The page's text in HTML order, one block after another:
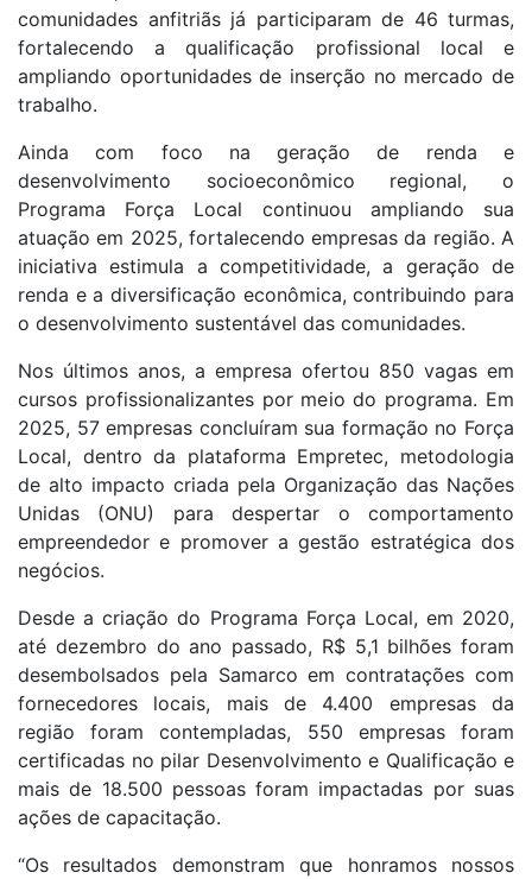
comunidades anfitriãs já participaram de 46 turmas,
fortalecendo a qualificação profissional local e
ampliando oportunidades de inserção no mercado de
trabalho.​
Ainda com foco na geração de renda e
desenvolvimento socioeconômico regional, o
Programa Força Local continuou ampliando sua
atuação em 2025, fortalecendo empresas da região. A
iniciativa estimula a competitividade, a geração de
renda e a diversificação econômica, contribuindo para
o desenvolvimento sustentável das comunidades.​
Nos últimos anos, a empresa ofertou 850 vagas em
cursos profissionalizantes por meio do programa. Em
2025, 57 empresas concluíram sua formação no Força
Local, dentro da plataforma Empretec, metodologia
de alto impacto criada pela Organização das Nações
Unidas (ONU) para despertar o comportamento
empreendedor e promover a gestão estratégica dos
negócios. ​
Desde a criação do Programa Força Local, em 2020,
até dezembro do ano passado, R$ 5,1 bilhões foram
desembolsados pela Samarco em contratações com
fornecedores locais, mais de 4.400 empresas da
região foram contempladas, 550 empresas foram
certificadas no pilar Desenvolvimento e Qualificação e
mais de 18.500 pessoas foram impactadas por suas
ações de capacitação.
“Os resultados demonstram que honramos nossos